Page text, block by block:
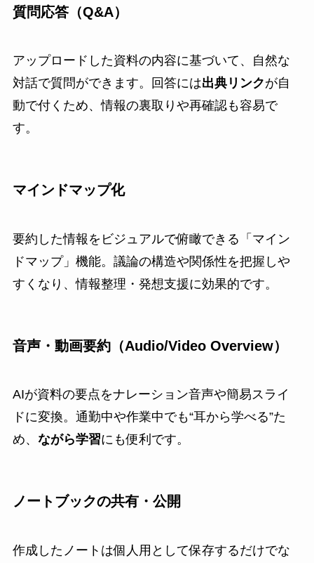
質問応答（Q&A）
アップロードした資料の内容に基づいて、自然な
対話で質問ができます。回答には出典リンクが自
動で付くため、情報の裏取りや再確認も容易で
す。
マインドマップ化
要約した情報をビジュアルで俯瞰できる「マイン
ドマップ」機能。議論の構造や関係性を把握しや
すくなり、情報整理・発想支援に効果的です。
音声・動画要約（Audio/Video Overview）
AIが資料の要点をナレーション音声や簡易スライ
ドに変換。通勤中や作業中でも“耳から学べる”た
め、 ながら学習にも便利です。
ノートブックの共有・公開
作成したノートは個人用として保存するだけでな